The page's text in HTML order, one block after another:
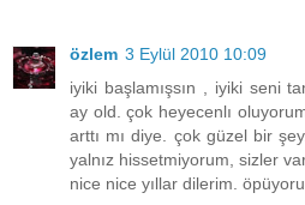
özlem 3 Eylül 2010 10:09
iyiki başlamışsın , iyiki seni
ay old. çok heyecenlı
arttı mı diye. çok güzel bir
yalnız hissetmiyorum, sizler
nice nice yıllar dilerim.